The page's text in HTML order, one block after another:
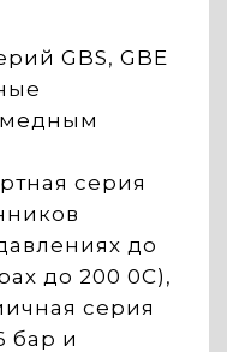
GBS, GBE
серия
до
до 200 0С),
серия
бар и